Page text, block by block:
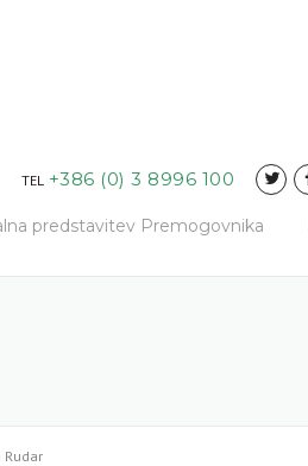
TEL +386 (0) 3 8996 100
predstavitev Premogovnika